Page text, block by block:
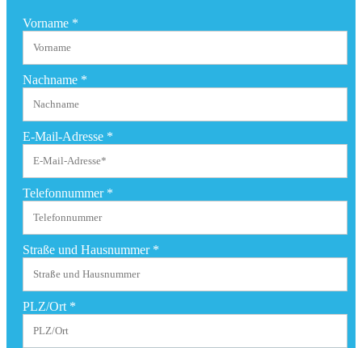
Vorname *
Nachname *
E-Mail-Adresse *
Telefonnummer *
Straße und Hausnummer *
PLZ/Ort *